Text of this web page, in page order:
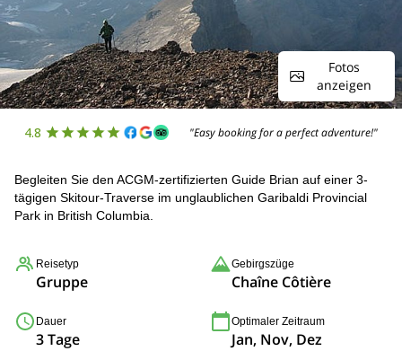
Fotos
anzeigen
4.8 "Easy booking for a perfect adventure!"
Begleiten Sie den ACGM-zertifizierten Guide Brian auf einer 3-
tägigen Skitour-Traverse im unglaublichen Garibaldi Provincial
Park in British Columbia.
Reisetyp
Gruppe
Gebirgszüge
Chaîne Côtière
Dauer
3 Tage
Optimaler Zeitraum
Jan, Nov, Dez